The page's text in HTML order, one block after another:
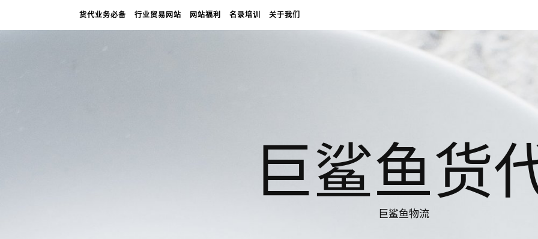
货代业务必备 行业贸易网站 网站福利 名录培训 关于我们
巨鲨鱼货
巨鲨鱼物流